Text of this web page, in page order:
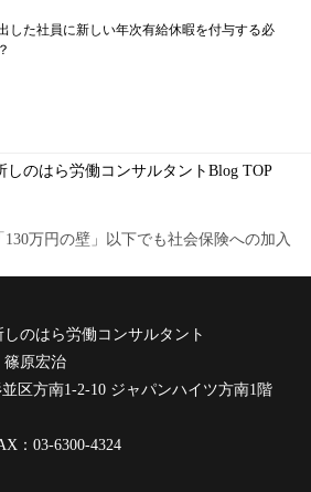
した社員に新しい年次有給休暇を付与する必
しのはら労働コンサルタントBlog TOP
万円の壁」以下でも社会保険への加入
のはら労働コンサルタント
原宏治
区方南1-2-10 ジャパンハイツ方南1階
：03-6300-4324